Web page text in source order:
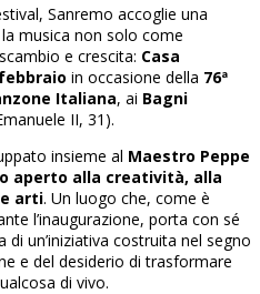
Sanremo accoglie una
musica non solo come
e crescita: Casa
in occasione della 76ª
Italiana, ai Bagni
II, 31).
insieme al Maestro Peppe
aperto alla creatività, alla
arti. Un luogo che, come è
l’inaugurazione, porta con sé
un’iniziativa costruita nel segno
e del desiderio di trasformare
di vivo.